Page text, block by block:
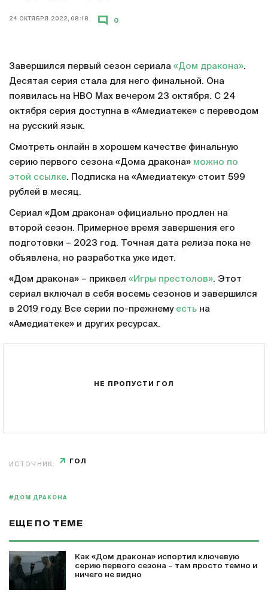
24 ОКТЯБРЯ 2022, 08:18 0
Завершился первый сезон сериала «Дом дракона».
Десятая серия стала для него финальной. Она
появилась на HBO Max вечером 23 октября. С 24
октября серия доступна в «Амедиатеке» с переводом
на русский язык.
Смотреть онлайн в хорошем качестве финальную
серию первого сезона «Дома дракона» можно по
этой ссылке. Подписка на «Амедиатеку» стоит 599
рублей в месяц.
Сериал «Дом дракона» официально продлен на
второй сезон. Примерное время завершения его
подготовки – 2023 год. Точная дата релиза пока не
объявлена, но разработка уже идет.
«Дом дракона» – приквел «Игры престолов». Этот
сериал включал в себя восемь сезонов и завершился
в 2019 году. Все серии по-прежнему есть на
«Амедиатеке» и других ресурсах.
НЕ ПРОПУСТИ ГОЛ
ИСТОЧНИК: ГОЛ
#ДОМ ДРАКОНА
ЕЩЕ ПО ТЕМЕ
Как «Дом дракона» испортил ключевую
серию первого сезона – там просто темно и
ничего не видно